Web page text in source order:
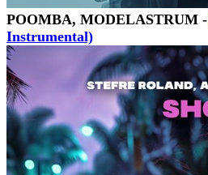
POOMBA, MODELASTRUM -
Instrumental)